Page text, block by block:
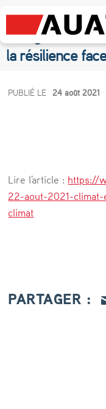
Loi du 22 août
dérèglement
la résilience
L
u
2
2
t
PUBLIÉ LE 24 août 2021
Lire l'article : https://
22-aout-2021-
climat
PARTAGER :